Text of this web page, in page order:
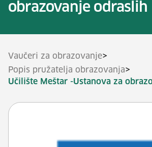
obrazovanje odraslih
Vaučeri za obrazovanje>
Popis pružatelja obrazovanja>
Učilište Meštar -Ustanova za